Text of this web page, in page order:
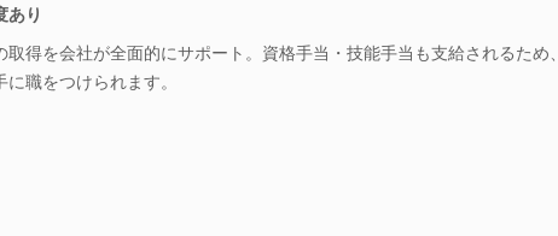
あり
得を会社が全面的にサポート。資格手当・技能手当も支給されるため、
職をつけられます。